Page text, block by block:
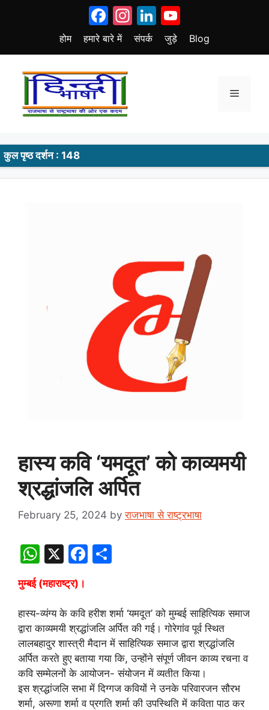
Facebook
Instagram
LinkedIn
होम हमारे बारे में संपर्क जुड़े Blog
Menu
कुल पृष्ठ दर्शन : 148
हास्य कवि ‘यमदूत’ को काव्यमयी
श्रद्धांजलि अर्पित
February 25, 2024 byराजभाषा से राष्ट्रभाषा
W
at
s
A
p
p
X
F
e
b
o
o
k
e
मुम्बई (महाराष्ट्र)।
हास्य-व्यंग्य के कवि हरीश शर्मा ‘यमदूत’ को मुम्बई साहित्यिक समाज
द्वारा काव्यमयी श्रद्धांजलि अर्पित की गई। गोरेगांव पूर्व स्थित
लालबहादुर शास्त्री मैदान में साहित्यिक समाज द्वारा श्रद्धांजलि
अर्पित करते हुए बताया गया कि, उन्होंने संपूर्ण जीवन काव्य रचना व
कवि सम्मेलनों के आयोजन- संयोजन में व्यतीत किया।
इस श्रद्धांजलि सभा में दिग्गज कवियों ने उनके परिवारजन सौरभ
शर्मा, अरूणा शर्मा व प्रगति शर्मा की उपस्थिति में कविता पाठ कर